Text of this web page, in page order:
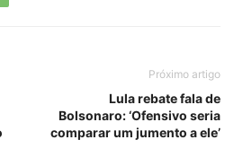
Próximo artigo
Lula rebate fala de
Bolsonaro: ‘Ofensivo seria
comparar um jumento a ele’